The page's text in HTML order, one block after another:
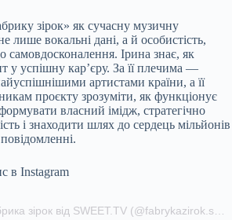
зірок» як сучасну музичну
лише вокальні дані, а й особистість,
самовдосконалення. Ірина знає, як
у успішну кар’єру. За її плечима —
артистами країни, а її
проєкту зрозуміти, як функціонує
власний імідж, стратегічно
і знаходити шлях до сердець мільйонів
в Instagram